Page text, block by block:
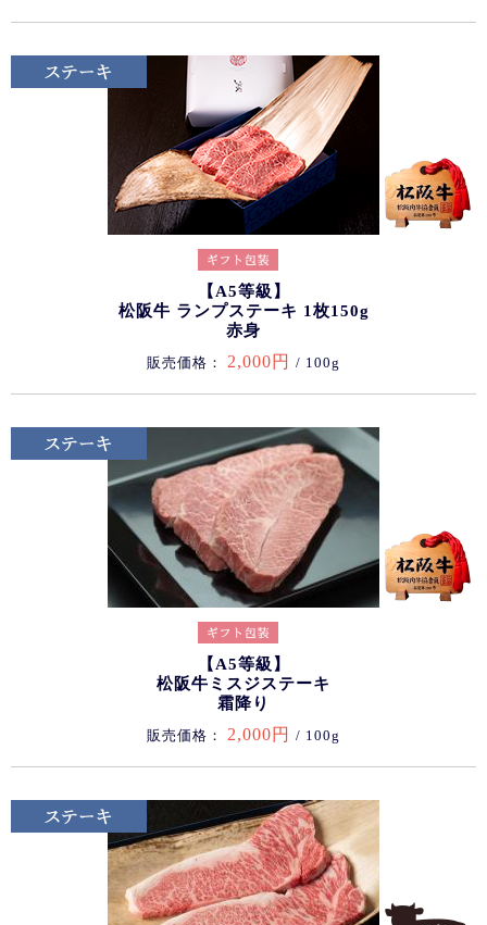
【A5等級】
松阪牛 ランプステーキ 1枚150g
赤身
販売価格： 2,000円 / 100g
【A5等級】
松阪牛ミスジステーキ
霜降り
販売価格： 2,000円 / 100g